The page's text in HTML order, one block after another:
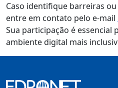
Caso identifique barreiras
entre em contato pelo e-mail
Sua participação é
ambiente digital mais